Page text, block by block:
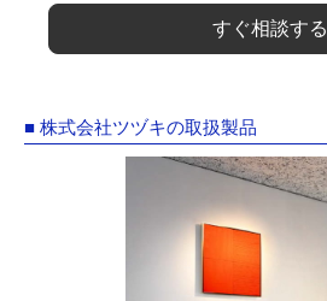
すぐ相談する
■ 株式会社ツヅキの取扱製品